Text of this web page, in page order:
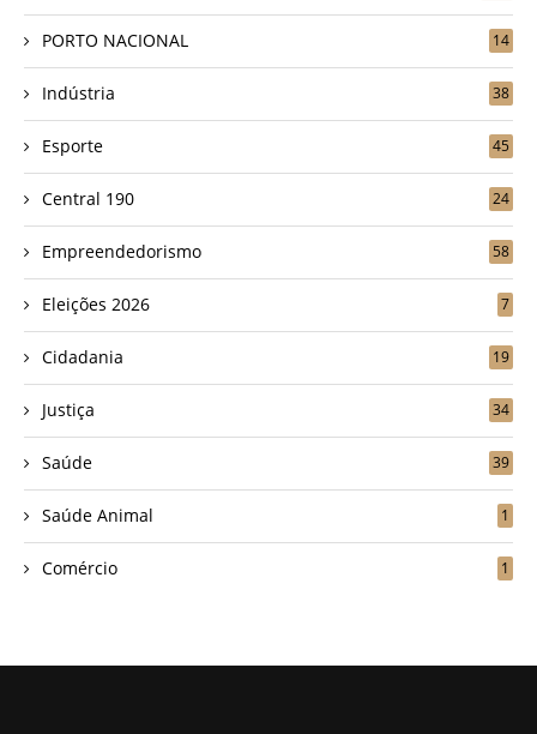
PORTO NACIONAL 14
Indústria 38
Esporte 45
Central 190 24
Empreendedorismo 58
Eleições 2026 7
Cidadania 19
Justiça 34
Saúde 39
Saúde Animal 1
Comércio 1